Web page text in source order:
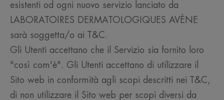
esistenti od ogni nuovo servizio lanciato da
LABORATOIRES DERMATOLOGIQUES AVÈNE
sarà soggetta/o ai T&C.
Gli Utenti accettano che il Servizio sia fornito loro
"così com'è". Gli Utenti accettano di utilizzare il
Sito web in conformità agli scopi descritti nei T&C,
di non utilizzare il Sito web per scopi diversi da